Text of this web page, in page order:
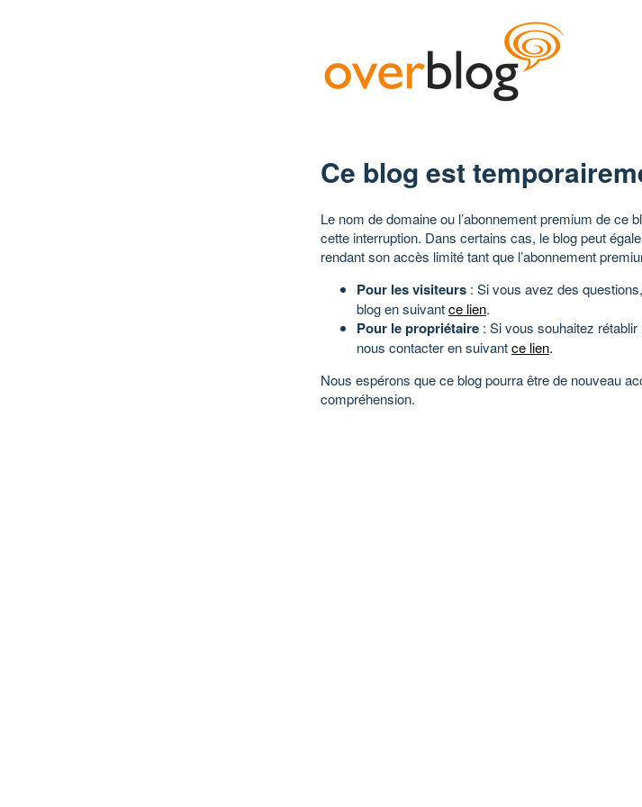
Ce blog est
Le nom de domaine ou l’abonnement premium de ce
cette interruption. Dans certains cas, le blog peut
rendant son accès limité tant que l’abonnement
Pour les visiteurs : Si vous avez des
blog en suivantce lien.
Pour le propriétaire : Si vous souhaitez
nous contacter en suivantce lien.
Nous espérons que ce blog pourra être de nouveau
compréhension.